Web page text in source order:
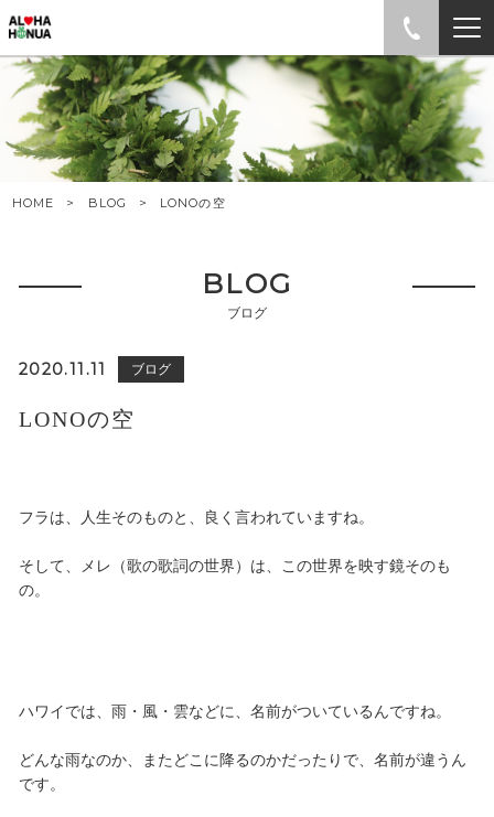
BLOG
ブログ
HOME BLOG LONOの空
2020.11.11 ブログ
LONOの空
フラは、人生そのものと、良く言われていますね。
そして、メレ（歌の歌詞の世界）は、この世界を映す鏡そのも
の。
ハワイでは、雨・風・雲などに、名前がついているんですね。
どんな雨なのか、またどこに降るのかだったりで、名前が違うん
です。